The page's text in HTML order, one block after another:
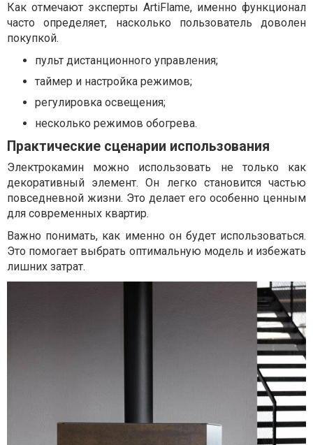
Как отмечают эксперты ArtiFlame, именно функционал
часто определяет, насколько пользователь доволен
покупкой.
пульт дистанционного управления;
таймер и настройка режимов;
регулировка освещения;
несколько режимов обогрева.
Практические сценарии использования
Электрокамин можно использовать не только как
декоративный элемент. Он легко становится частью
повседневной жизни. Это делает его особенно ценным
для современных квартир.
Важно понимать, как именно он будет использоваться.
Это помогает выбрать оптимальную модель и избежать
лишних затрат.